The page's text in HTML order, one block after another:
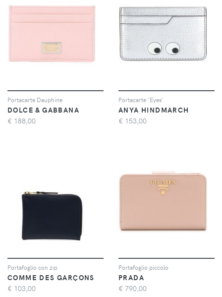
Portacarte Dauphine
DOLCE & GABBANA
€ 188,00
Portacarte 'Eyes'
ANYA HINDMARCH
€ 153,00
Portafoglio con zip
COMME DES GARÇONS
€ 103,00
Portafoglio piccolo
PRADA
€ 790,00